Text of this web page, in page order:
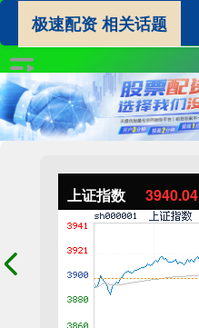
上证指数 3940.04
极速配资 相关话题